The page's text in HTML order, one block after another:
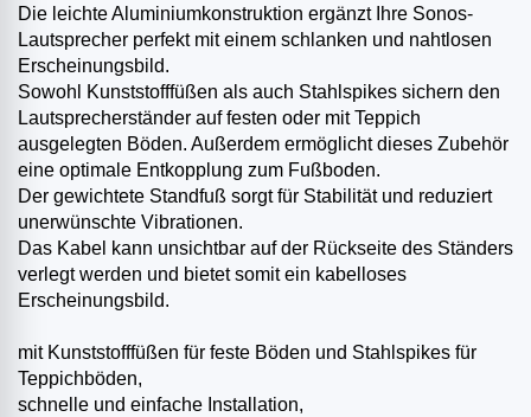
Die leichte Aluminiumkonstruktion ergänzt Ihre Sonos-
Lautsprecher perfekt mit einem schlanken und nahtlosen
Erscheinungsbild.
Sowohl Kunststofffüßen als auch Stahlspikes sichern den
Lautsprecherständer auf festen oder mit Teppich
ausgelegten Böden. Außerdem ermöglicht dieses Zubehör
eine optimale Entkopplung zum Fußboden.
Der gewichtete Standfuß sorgt für Stabilität und reduziert
unerwünschte Vibrationen.
Das Kabel kann unsichtbar auf der Rückseite des Ständers
verlegt werden und bietet somit ein kabelloses
Erscheinungsbild.
mit Kunststofffüßen für feste Böden und Stahlspikes für
Teppichböden,
schnelle und einfache Installation,